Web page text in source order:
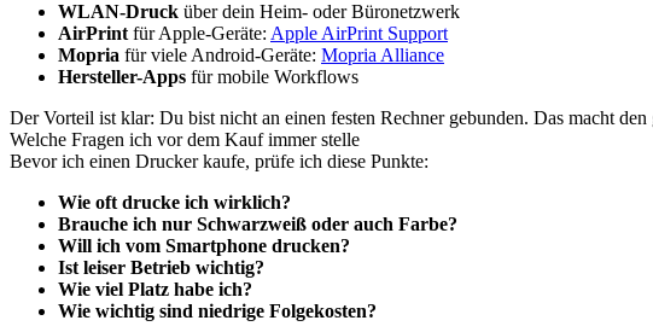
WLAN-Druck über dein Heim- oder Büronetzwerk
AirPrint für Apple-Geräte: Apple AirPrint Support
Mopria für viele Android-Geräte: Mopria Alliance
Hersteller-Apps für mobile Workflows
Der Vorteil ist klar: Du bist nicht an einen festen Rechner gebunden. Das macht den
Welche Fragen ich vor dem Kauf immer stelle
Bevor ich einen Drucker kaufe, prüfe ich diese Punkte:
Wie oft drucke ich wirklich?
Brauche ich nur Schwarzweiß oder auch Farbe?
Will ich vom Smartphone drucken?
Ist leiser Betrieb wichtig?
Wie viel Platz habe ich?
Wie wichtig sind niedrige Folgekosten?